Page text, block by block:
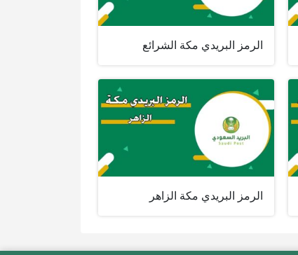
الرمز البريدي مكة الشرائع
الرمز البريدي مكة الزاهر